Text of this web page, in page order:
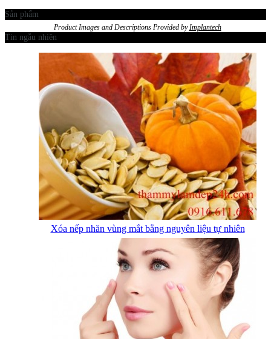
Sản phẩm
Product Images and Descriptions Provided byImplantech
Tin ngẫu nhiên
Xóa nếp nhăn vùng mắt bằng nguyên liệu tự nhiên